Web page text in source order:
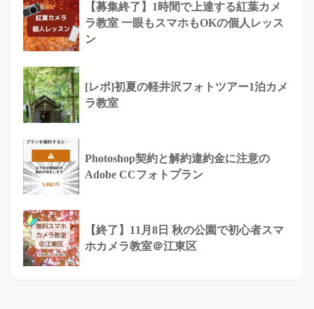
【募集終了】1時間で上達する紅葉カメ
ラ教室 一眼もスマホもOKの個人レッス
ン
[レポ]初夏の軽井沢フォトツアー1泊カメ
ラ教室
Photoshop契約と解約違約金に注意の
Adobe CCフォトプラン
【終了】11月8日 秋の公園で初心者スマ
ホカメラ教室＠江東区